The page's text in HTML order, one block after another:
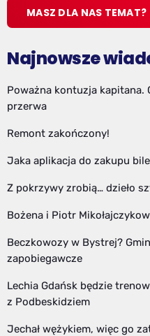
MASZ DLA NAS TEMAT?
Najnowsze
Poważna kontuzja kapitana.
przerwa
Remont zakończony!
Jaka aplikacja do zakupu
Z pokrzywy zrobią… dzieło
Bożena i Piotr
Beczkowozy w Bystrej?
zapobiegawcze
Lechia Gdańsk będzie
z Podbeskidziem
Jechał wężykiem, więc go